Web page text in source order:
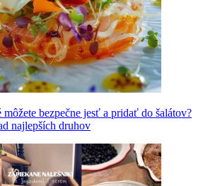
bezpečne jesť a pridať do šalátov?
najlepších druhov